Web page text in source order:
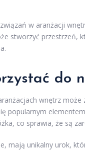
w aranżacji
stworzyć przestrzeń,
do
wnętrz
popularnym
co sprawia, że są
mają unikalny urok,